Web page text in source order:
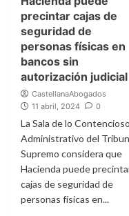
precintar cajas de
seguridad de
personas físicas en
bancos sin
autorización judicial
CastellanaAbogados
11 abril, 2024
0
La Sala de lo
Administrativo del
Supremo considera que
Hacienda puede
cajas de seguridad de
personas físicas en...